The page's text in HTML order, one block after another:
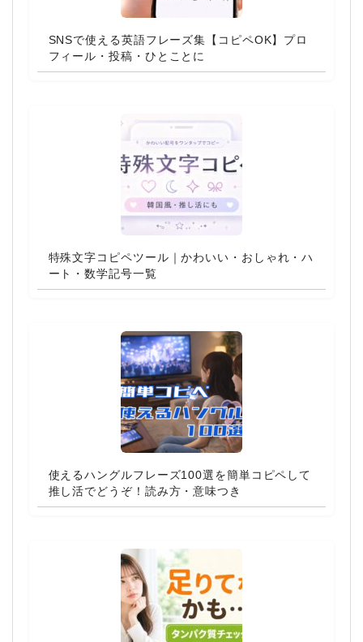
SNSで使える英語フレーズ集【コピペOK】プロ
フィール・投稿・ひとことに
特殊文字コピペツール｜かわいい・おしゃれ・ハ
ート・数学記号一覧
使えるハングルフレーズ100選を簡単コピペして
推し活でどうぞ！読み方・意味つき